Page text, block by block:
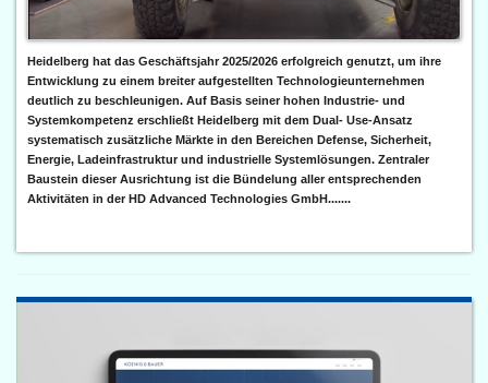
Heidelberg hat das Geschäftsjahr 2025/2026 erfolgreich genutzt, um ihre
Entwicklung zu einem breiter aufgestellten Technologieunternehmen
deutlich zu beschleunigen. Auf Basis seiner hohen Industrie- und
Systemkompetenz erschließt Heidelberg mit dem Dual- Use-Ansatz
systematisch zusätzliche Märkte in den Bereichen Defense, Sicherheit,
Energie, Ladeinfrastruktur und industrielle Systemlösungen. Zentraler
Baustein dieser Ausrichtung ist die Bündelung aller entsprechenden
Aktivitäten in der HD Advanced Technologies GmbH.......